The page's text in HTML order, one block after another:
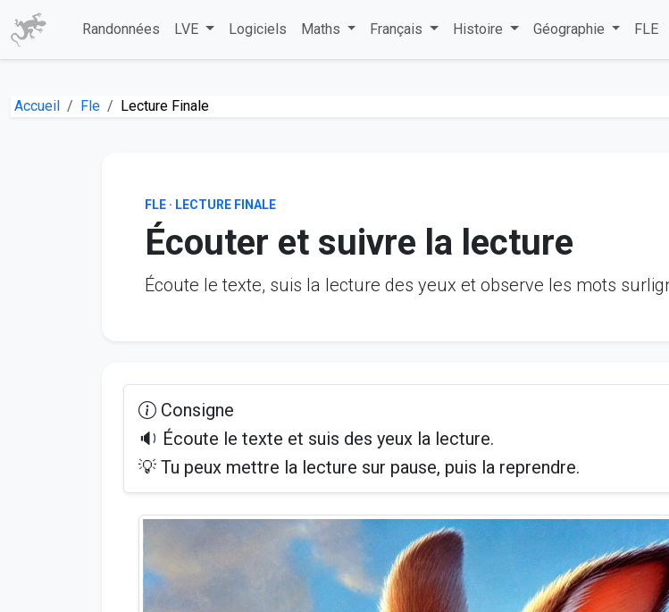
Randonnées LVE Logiciels Maths Français Histoire Géographie FLE
Accueil Fle Lecture Finale
FLE · LECTURE FINALE
Écouter et suivre la lecture
Écoute le texte, suis la lecture des yeux et observe les mots
Consigne
🔉 Écoute le texte et suis des yeux la lecture.
💡 Tu peux mettre la lecture sur pause, puis la reprendre.